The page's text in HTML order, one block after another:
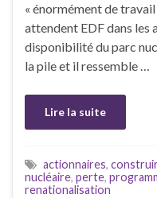
« énormément de
attendent EDF dans les
disponibilité du parc
la pile et il ressemble …
Lire la suite
actionnaires,
nucléaire, perte,
renationalisation